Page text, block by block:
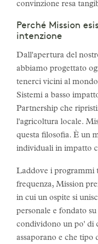
convinzione resa
Perché Mission
intenzione
Dall'apertura del
abbiamo progettato
tenerci vicini al
Sistemi a basso
Partnership che
l'agricoltura locale.
questa filosofia. È un
individuali in impatto
Laddove i programmi
frequenza, Mission
in cui un ospite si
personale e fondato
condividono un po' di
assaporano e che tipo